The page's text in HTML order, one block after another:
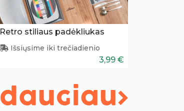
Retro stiliaus padėkliukas
Išsiųsime iki trečiadienio
3,99 €